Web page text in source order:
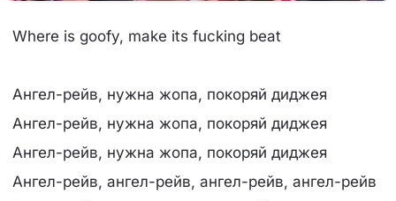
Where is goofy, make its fucking beat
Ангел-рейв, нужна жопа, покоряй диджея
Ангел-рейв, нужна жопа, покоряй диджея
Ангел-рейв, нужна жопа, покоряй диджея
Ангел-рейв, ангел-рейв, ангел-рейв, ангел-рейв